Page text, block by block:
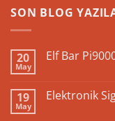
SON BLOG
20
May
Elf Bar
Bar
19
May
Elektronik